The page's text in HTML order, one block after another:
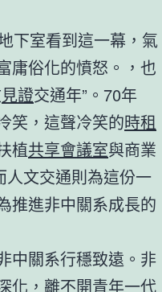
下室看到這一幕，氣
庸俗化的憤怒。，也
見證交通年”。70年
笑，這聲冷笑的時租
植共享會議室與商業
人文交通則為這份一
推進非中關系成長的
中關系行穩致遠。非
化，離不開青年一代